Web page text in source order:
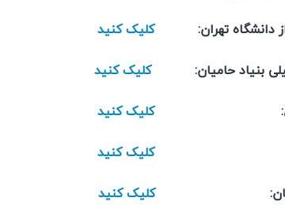
از دانشگاه تهران:کلیک کنید
بنیاد حامیان:کلیک کنید
بنیاد حامیان:کلیک کنید
بنیاد حامیان:کلیک کنید
بنیاد حامیان:کلیک کنید